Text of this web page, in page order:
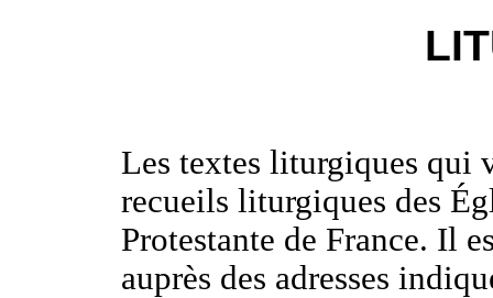
Les textes liturgiques qui
recueils liturgiques des
Protestante de France. Il
auprès des adresses